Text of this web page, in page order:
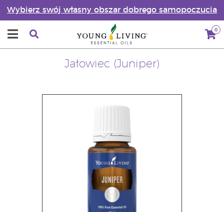
Wybierz swój własny obszar dobrego samopoczucia
0
Jałowiec (Juniper)